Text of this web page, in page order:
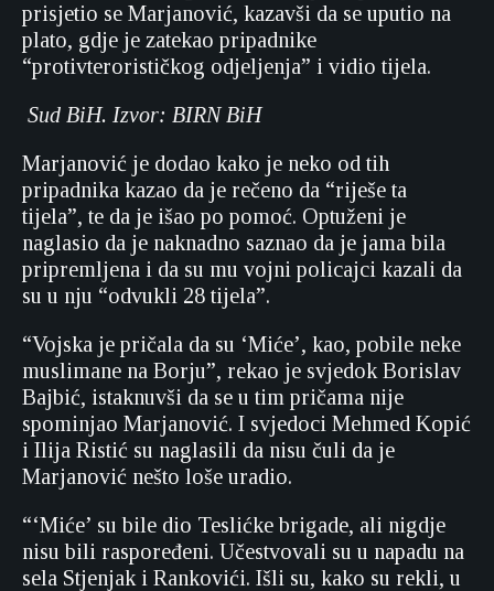
prisjetio se Marjanović, kazavši da se uputio na
plato, gdje je zatekao pripadnike
“protivterorističkog odjeljenja” i vidio tijela.
Sud BiH. Izvor: BIRN BiH
Marjanović je dodao kako je neko od tih
pripadnika kazao da je rečeno da “riješe ta
tijela”, te da je išao po pomoć. Optuženi je
naglasio da je naknadno saznao da je jama bila
pripremljena i da su mu vojni policajci kazali da
su u nju “odvukli 28 tijela”.
“Vojska je pričala da su ‘Miće’, kao, pobile neke
muslimane na Borju”, rekao je svjedok Borislav
Bajbić, istaknuvši da se u tim pričama nije
spominjao Marjanović. I svjedoci Mehmed Kopić
i Ilija Ristić su naglasili da nisu čuli da je
Marjanović nešto loše uradio.
“‘Miće’ su bile dio Teslićke brigade, ali nigdje
nisu bili raspoređeni. Učestvovali su u napadu na
sela Stjenjak i Rankovići. Išli su, kako su rekli, u